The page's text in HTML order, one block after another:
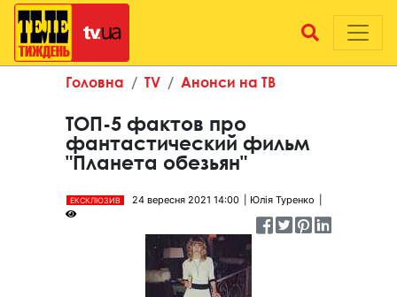
Головна TV Анонси на ТВ
ТОП-5 фактов про
фантастический фильм
"Планета обезьян"
ЕКСКЛЮЗИВ 24 вересня 2021 14:00 Юлія Туренко